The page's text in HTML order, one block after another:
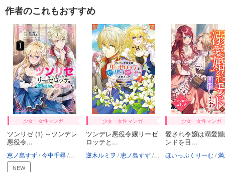
66 円 (税込)
試し読み
あらすじを表示する
ツンデレ悪役令嬢リーゼロッテと実況の遠藤くんと解説の小林さん【タテスク】 Chapter38
66円 (税込)
カート
試し読み
あらすじを表示する
ツンデレ悪役令嬢リーゼロッテと実況の遠藤くんと解説の小林さん【タテスク】 Chapter39
66円 (税込)
カート
作者のこれもおすすめ
少女・女性マンガ
ツンリゼ (1) ～ツンデレ
悪役令...
恵ノ島すず 今中千尋 えいひ
NEW
少女・女性マンガ
ツンデレ悪役令嬢リーゼ
ロッテと...
逆木ルミヲ 恵ノ島すず えいひ
少女・女性マンガ
愛され令嬢は溺愛
ンドを目...
ほいっぷくりーむ 満原